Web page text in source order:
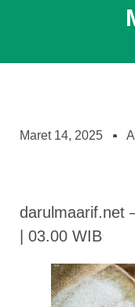
Maret 14, 2025
darulmaarif.net
| 03.00 WIB